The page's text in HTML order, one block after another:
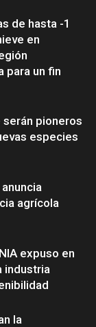
de hasta -1
en
para un fin
pioneros
especies
agrícola
expuso en
industria
la